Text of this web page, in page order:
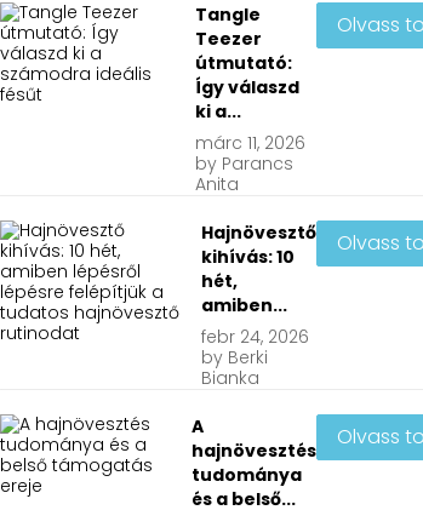
Tangle
Teezer
útmutató:
Így válaszd
ki a...
márc 11, 2026
byParancs
Anita
Olvass
Hajnövesztő
kihívás: 10
hét,
amiben...
febr 24, 2026
byBerki
Bianka
Olvass
A
hajnövesztés
tudománya
és a belső...
Olvass